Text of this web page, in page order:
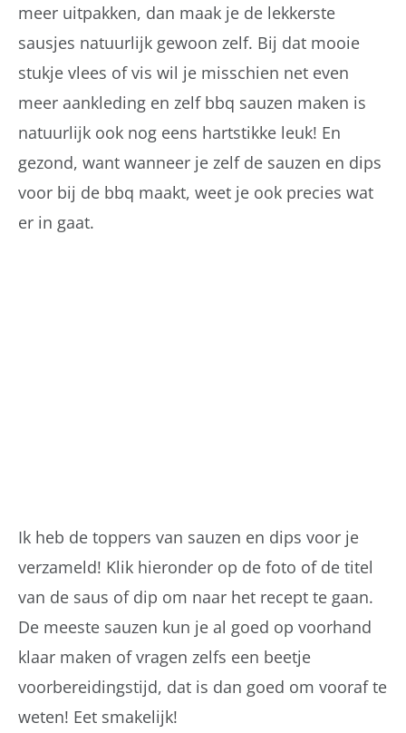
meer uitpakken, dan maak je de lekkerste
sausjes natuurlijk gewoon zelf. Bij dat mooie
stukje vlees of vis wil je misschien net even
meer aankleding en zelf bbq sauzen maken is
natuurlijk ook nog eens hartstikke leuk! En
gezond, want wanneer je zelf de sauzen en dips
voor bij de bbq maakt, weet je ook precies wat
er in gaat.
Ik heb de toppers van sauzen en dips voor je
verzameld! Klik hieronder op de foto of de titel
van de saus of dip om naar het recept te gaan.
De meeste sauzen kun je al goed op voorhand
klaar maken of vragen zelfs een beetje
voorbereidingstijd, dat is dan goed om vooraf te
weten! Eet smakelijk!